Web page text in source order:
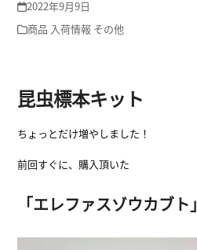
2022年9月9日
商品 入荷情報 その他
昆虫標本キット
ちょっとだけ増やしました！
前回すぐに、購入頂いた
「エレファスゾウカブト」